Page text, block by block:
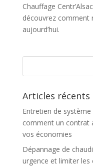
Chauffage
découvrez comment
aujourd’hui.
Articles récents
Entretien de
comment un contrat
vos économies
Dépannage de
urgence et limiter les